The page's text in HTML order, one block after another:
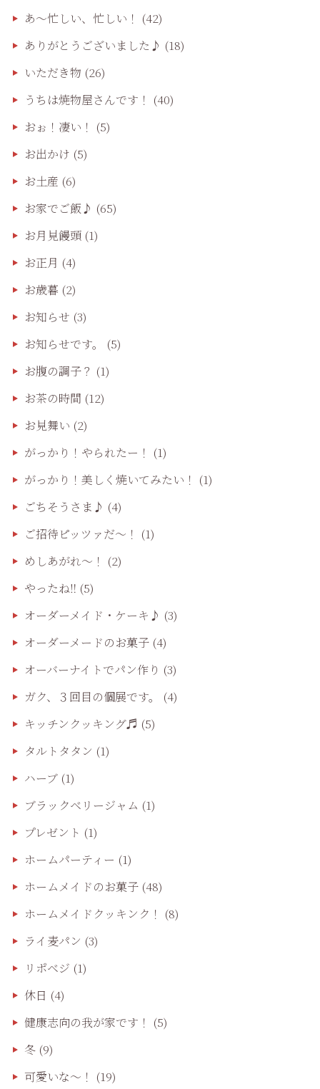
あ〜忙しい、忙しい！ (42)
ありがとうございました♪ (18)
いただき物 (26)
うちは焼物屋さんです！ (40)
おぉ！凄い！ (5)
お出かけ (5)
お土産 (6)
お家でご飯♪ (65)
お月見饅頭(1)
お正月 (4)
お歳暮 (2)
お知らせ (3)
お知らせです。
(5)
お腹の調子？ (1)
お茶の時間 (12)
お見舞い (2)
がっかり！やられたー！ (1)
がっかり！美しく焼いてみたい！ (1)
ごちそうさま♪ (4)
ご招待ピッツァだ〜！ (1)
めしあがれ～！ (2)
やったね‼️ (5)
オーダーメイド・ケーキ♪ (3)
オーダーメードのお菓子(4)
オーバーナイトでパン作り (3)
ガク、３回目の個展です。
(4)
キッチンクッキング♬ (5)
タルトタタン (1)
ハーブ(1)
ブラックベリージャム (1)
プレゼント (1)
ホームパーティー (1)
ホームメイドのお菓子(48)
ホームメイドクッキンク！ (8)
ライ麦パン (3)
リポベジ (1)
休日 (4)
健康志向の我が家です！ (5)
冬(9)
可愛いな〜！ (19)